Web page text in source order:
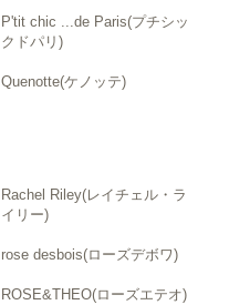
P'tit chic ...de Paris(プチシッ
クドパリ)
Quenotte(ケノッテ)
Rachel Riley(レイチェル・ラ
イリー)
rose desbois(ローズデボワ)
ROSE&THEO(ローズエテオ)